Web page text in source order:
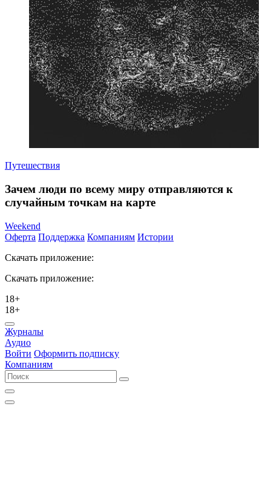
Путешествия
Зачем люди по всему миру отправляются к
случайным точкам на карте
Weekend
Оферта Поддержка Компаниям Истории
Скачать приложение:
Скачать приложение:
18+
18+
Журналы
Аудио
Войти Оформить подписку
Компаниям